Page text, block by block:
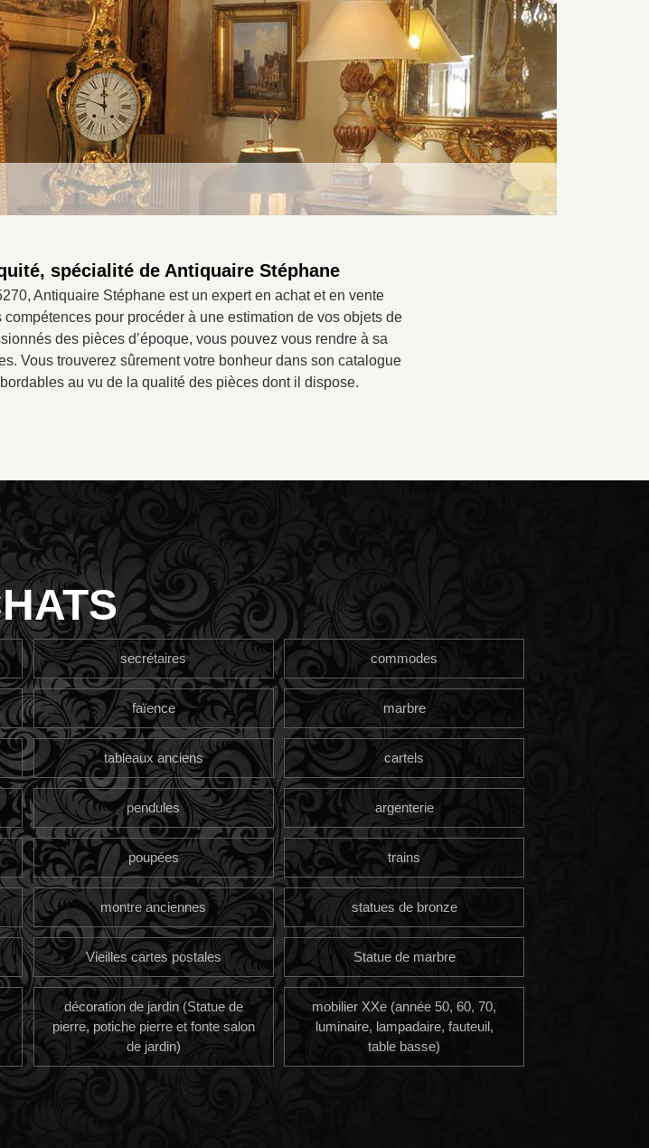
spécialité de Antiquaire Stéphane
Antiquaire Stéphane est un expert en achat et en vente
pour procéder à une estimation de vos objets de
des pièces d’époque, vous pouvez vous rendre à sa
Vous trouverez sûrement votre bonheur dans son catalogue
au vu de la qualité des pièces dont il dispose.
secrétaires commodes
faïence marbre
tableaux anciens cartels
pendules argenterie
poupées trains
montre anciennes statues de bronze
Vieilles cartes postales Statue de marbre
décoration de jardin (Statue de
pierre, potiche pierre et fonte salon
de jardin)
mobilier XXe (année 50, 60, 70,
luminaire, lampadaire, fauteuil,
table basse)